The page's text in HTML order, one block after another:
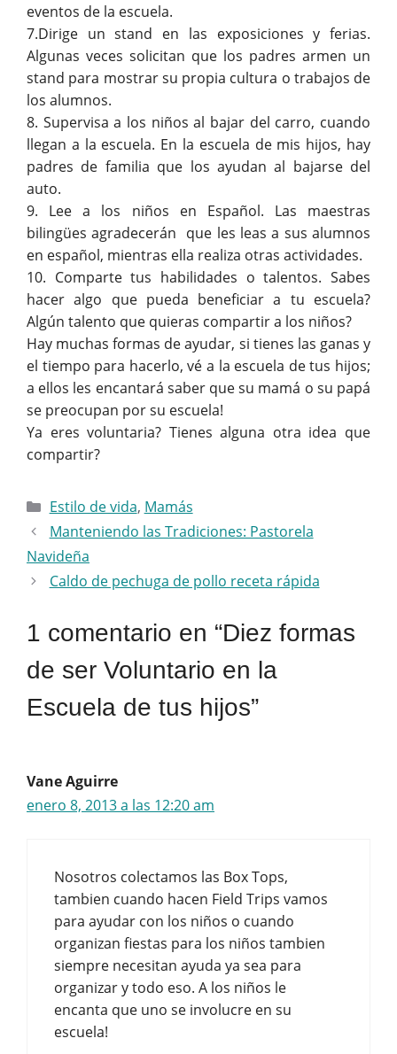
eventos de la escuela.
7.Dirige un stand en las exposiciones y ferias.
Algunas veces solicitan que los padres armen un
stand para mostrar su propia cultura o trabajos de
los alumnos.
8. Supervisa a los niños al bajar del carro, cuando
llegan a la escuela. En la escuela de mis hijos, hay
padres de familia que los ayudan al bajarse del
auto.
9. Lee a los niños en Español. Las maestras
bilingües agradecerán que les leas a sus alumnos
en español, mientras ella realiza otras actividades.
10. Comparte tus habilidades o talentos. Sabes
hacer algo que pueda beneficiar a tu escuela?
Algún talento que quieras compartir a los niños?
Hay muchas formas de ayudar, si tienes las ganas y
el tiempo para hacerlo, vé a la escuela de tus hijos;
a ellos les encantará saber que su mamá o su papá
se preocupan por su escuela!
Ya eres voluntaria? Tienes alguna otra idea que
compartir?
Categorías
Estilo de vida, Mamás
Manteniendo las Tradiciones: Pastorela
Navideña
Caldo de pechuga de pollo receta rápida
1 comentario en “Diez formas
de ser Voluntario en la
Escuela de tus hijos”
Vane Aguirre
enero 8, 2013 a las 12:20 am
Nosotros colectamos las Box Tops,
tambien cuando hacen Field Trips vamos
para ayudar con los niños o cuando
organizan fiestas para los niños tambien
siempre necesitan ayuda ya sea para
organizar y todo eso. A los niños le
encanta que uno se involucre en su
escuela!